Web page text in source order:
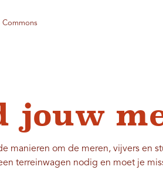
Commons
jouw
manieren om de meren, vijvers en
terreinwagen nodig en moet je